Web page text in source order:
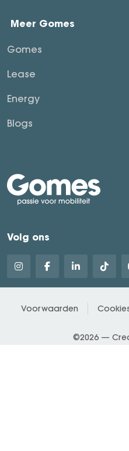
Meer Gomes
Gomes
Lease
Energy
Blogs
Volg ons
Voorwaarden
©2026 —